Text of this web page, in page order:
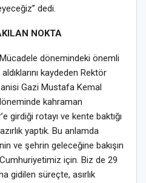
dedi.
NOKTA
dönemindeki önemli
kaydeden Rektör
Gazi Mustafa Kemal
kahraman
girdiği rotayı ve kente baktığı
yaptık. Bu anlamda
ve şehrin geleceğine bakışın
için. Biz de 29
gidilen süreçte, asırlık